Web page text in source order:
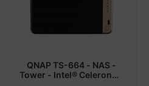
QNAP TS-664 - NAS -
Tower - Intel® Celeron® -